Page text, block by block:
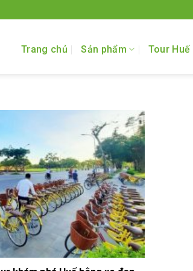
Trang chủ Sản phẩm Tour Huế